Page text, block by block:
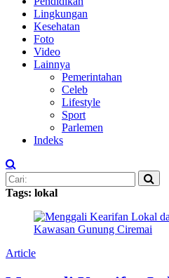
Lingkungan
Kesehatan
Foto
Video
Lainnya
Pemerintahan
Celeb
Lifestyle
Sport
Parlemen
Indeks
Tags: lokal
Article